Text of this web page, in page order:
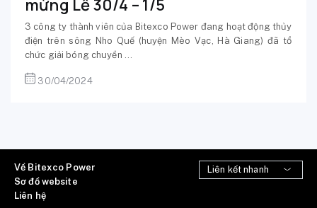
mừng Lễ 30/4 – 1/5
3 công ty thành viên của Bitexco Power đang hoạt động thủy
điện trên sông Nho Quế (huyện Mèo Vạc, Hà Giang) đã tổ
chức giải bóng chuyền ...
30/04/2024
Về Bitexco Power
Sơ đồ website
Liên hệ